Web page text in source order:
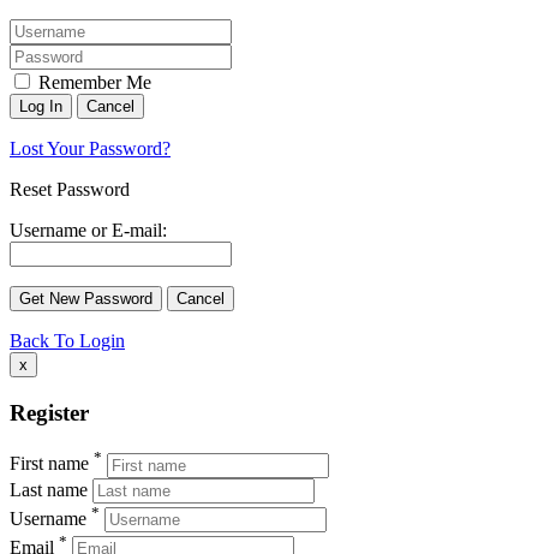
Remember Me
Lost Your Password?
Reset Password
Username or E-mail:
Back To Login
x
Register
First name *
Last name
Username *
Email *